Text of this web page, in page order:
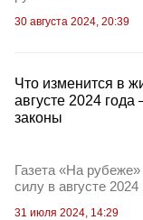
30 августа 2024, 20:39
Что изменится в
августе 2024
законы
Газета «На рубеже»
силу в августе 2024
31 июля 2024, 14:29